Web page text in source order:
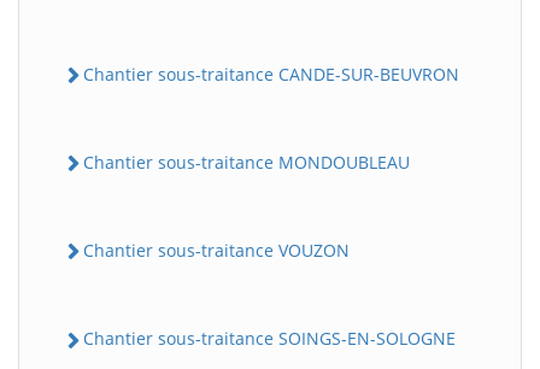
Chantier sous-traitance CANDE-SUR-BEUVRON
Chantier sous-traitance MONDOUBLEAU
Chantier sous-traitance VOUZON
Chantier sous-traitance SOINGS-EN-SOLOGNE